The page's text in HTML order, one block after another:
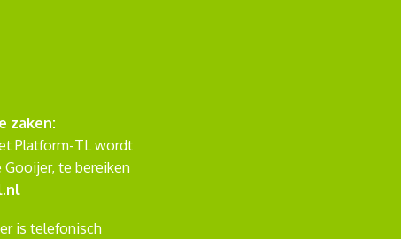
zaken:
Platform-TL wordt
te bereiken
is telefonisch